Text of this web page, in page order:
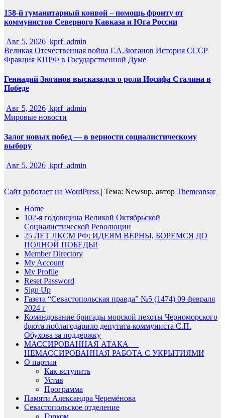
158-й гуманитарный конвой – помощь фронту от
коммунистов Северного Кавказа и Юга России
Авг 5, 2026 kprf_admin
Великая Отечественная война Г.А.Зюганов История СССР
Фракция КПРФ в Государственной Думе
Геннадий Зюганов высказался о роли Иосифа Сталина в
Победе
Авг 5, 2026 kprf_admin
Мировые новости
Залог новых побед — в верности социалистическому
выбору
Авг 5, 2026 kprf_admin
Сайт работает на WordPress | Тема: Newsup, автор Themeansar
Home
102-я годовщина Великой Октябрьской
Социалистической Революции
25 ЛЕТ ЛКСМ РФ: ИДЕЯМ ВЕРНЫ, БОРЕМСЯ ДО
ПОЛНОЙ ПОБЕДЫ!
Member Directory
My Account
My Profile
Reset Password
Sign Up
Газета “Севастопольская правда” №5 (1474) 09 февраля
2024 г
Командование бригады морской пехоты Черноморского
флота поблагодарило депутата-коммуниста С.П.
Обухова за поддержку
МАССИРОВАННАЯ АТАКА —
НЕМАССИРОВАННАЯ РАБОТА С УКРЫТИЯМИ
О партии
Как вступить
Устав
Программа
Памяти Александра Черемёнова
Севастопольское отделение
Горком